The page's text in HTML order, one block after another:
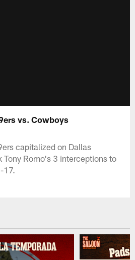
vs. Cowboys
capitalized on Dallas
Tony Romo's 3 interceptions to
17.